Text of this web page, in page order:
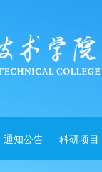
通知公告 科研项目